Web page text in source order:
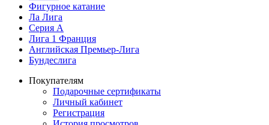
Фигурное катание
Ла Лига
Серия А
Лига 1 Франция
Английская Премьер-Лига
Бундеслига
Покупателям
Подарочные сертификаты
Личный кабинет
Регистрация